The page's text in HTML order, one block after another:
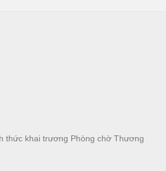
thức khai trương Phòng chờ Thương